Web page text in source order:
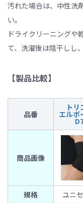
汚れた場合は、中性洗
い。
ドライクリーニングや
て、洗濯後は陰干しし
【製品比較】
品番
トリ
エルボ
商品画像
規格 ユニ